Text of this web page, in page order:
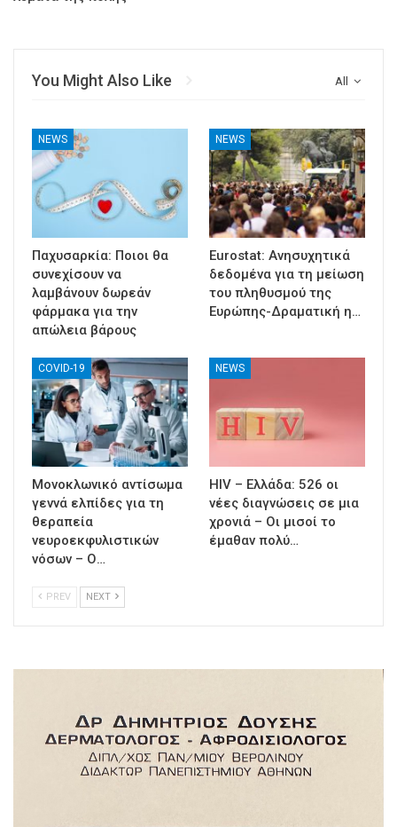
All
You Might Also Like
NEWS
Παχυσαρκία: Ποιοι θα
συνεχίσουν να
λαμβάνουν δωρεάν
φάρμακα για την
απώλεια βάρους
NEWS
Eurostat: Ανησυχητικά
δεδομένα για τη μείωση
του πληθυσμού της
Ευρώπης-Δραματική η…
COVID-19
Μονοκλωνικό αντίσωμα
γεννά ελπίδες για τη
θεραπεία
νευροεκφυλιστικών
νόσων – Ο…
NEWS
HIV – Ελλάδα: 526 οι
νέες διαγνώσεις σε μια
χρονιά – Οι μισοί το
έμαθαν πολύ…
PREV NEXT